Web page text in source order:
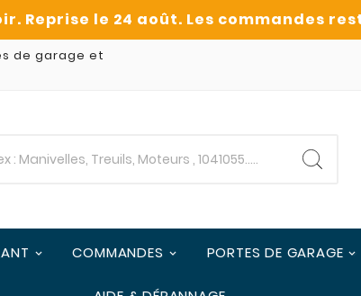
de garage et
COMMANDES PORTES DE GARAGE